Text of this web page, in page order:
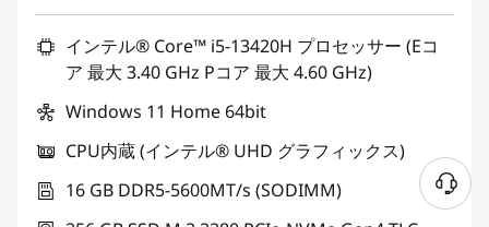
インテル® Core™ i5-13420H プロセッサー (Eコ
ア 最大 3.40 GHz Pコア 最大 4.60 GHz)
Windows 11 Home 64bit
CPU内蔵 (インテル® UHD グラフィックス)
16 GB DDR5-5600MT/s (SODIMM)